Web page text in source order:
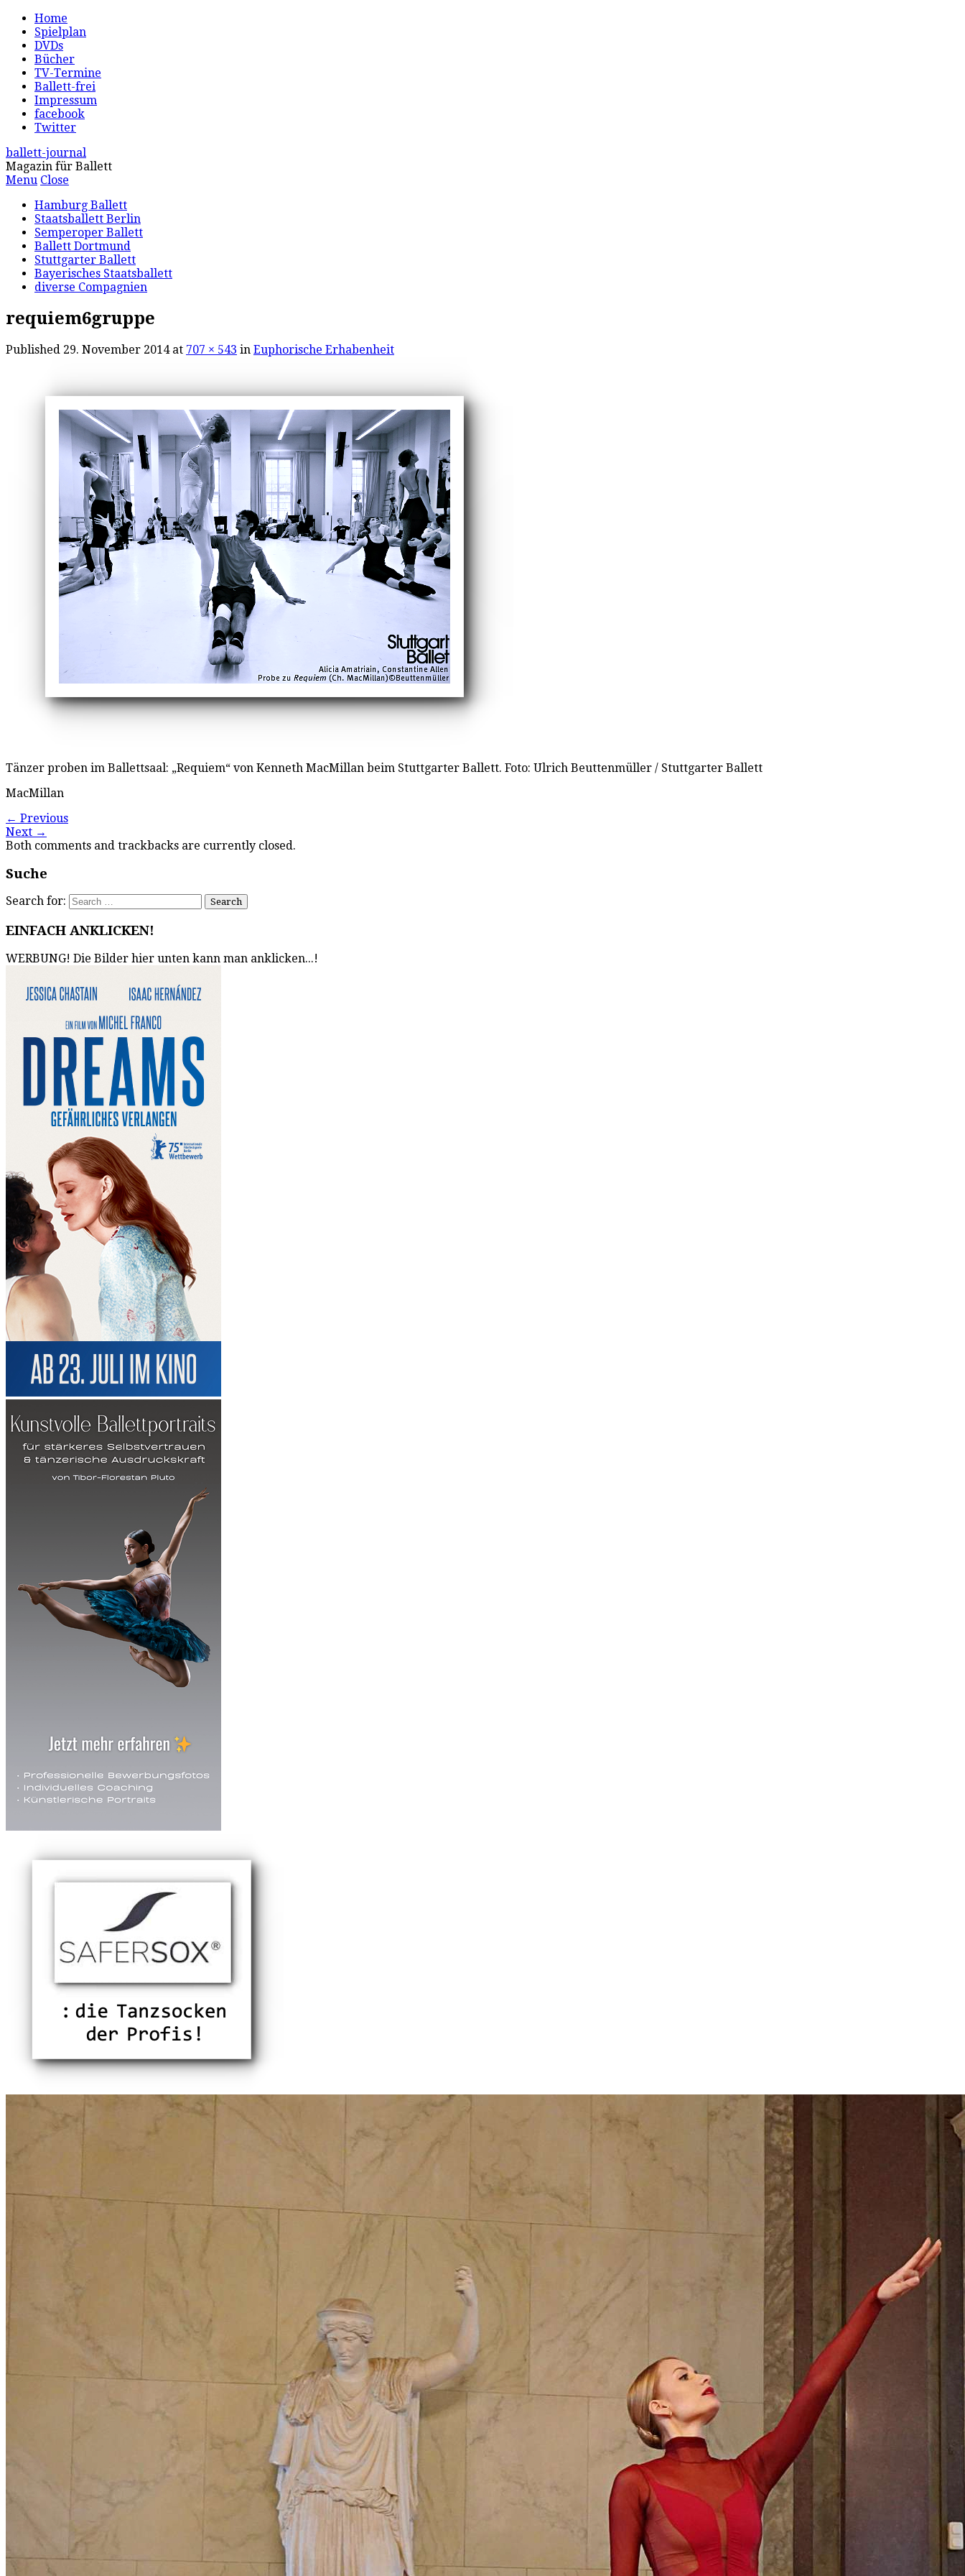
Home
Spielplan
DVDs
Bücher
TV-Termine
Ballett-frei
Impressum
facebook
Twitter
ballett-journal
Magazin für Ballett
Menu Close
Hamburg Ballett
Staatsballett Berlin
Semperoper Ballett
Ballett Dortmund
Stuttgarter Ballett
Bayerisches Staatsballett
diverse Compagnien
requiem6gruppe
Published 29. November 2014at 707 × 543 in Euphorische Erhabenheit
Tänzer proben im Ballettsaal: „Requiem“ von Kenneth MacMillan beim Stuttgarter Ballett. Foto: Ulrich Beuttenmüller / Stuttgarter Ballett
MacMillan
← Previous
Next →
Both comments and trackbacks are currently closed.
Suche
Search for:
EINFACH ANKLICKEN!
WERBUNG! Die Bilder hier unten kann man anklicken...!